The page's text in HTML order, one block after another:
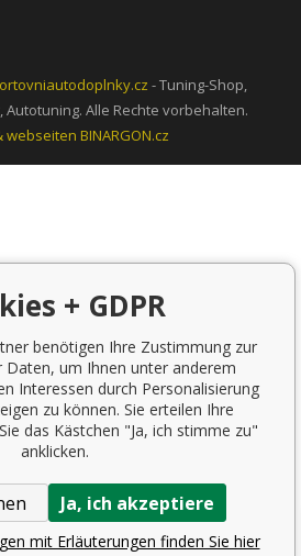
- Tuning-Shop,
Alle Rechte vorbehalten.
webseiten BINARGON.cz
+ GDPR
benötigen Ihre Zustimmung zur
Daten, um Ihnen unter anderem
Interessen durch Personalisierung
zu können. Sie erteilen Ihre
das Kästchen "Ja, ich stimme zu"
anklicken.
Ja, ich akzeptiere
mit Erläuterungen finden Sie hier